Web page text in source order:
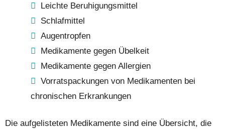
Leichte Beruhigungsmittel
Schlafmittel
Augentropfen
Medikamente gegen Übelkeit
Medikamente gegen Allergien
Vorratspackungen von Medikamenten bei
chronischen Erkrankungen
Die aufgelisteten Medikamente sind eine Übersicht, die